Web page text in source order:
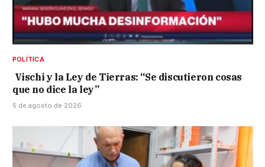
POLÍTICA
Vischi y la Ley de Tierras: “Se discutieron cosas
que no dice la ley”
5 de agosto de 2026